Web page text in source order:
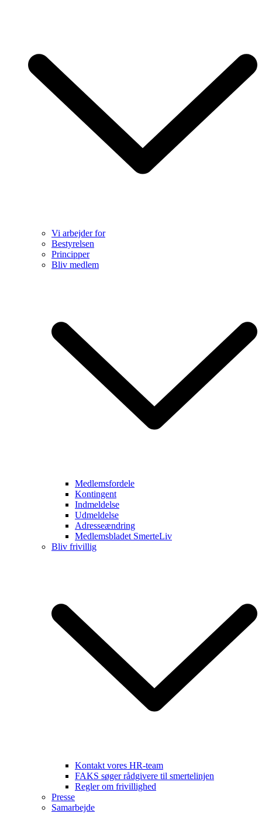
Vi arbejder for
Bestyrelsen
Principper
Bliv medlem
Medlemsfordele
Kontingent
Indmeldelse
Udmeldelse
Adresseændring
Medlemsbladet SmerteLiv
Bliv frivillig
Kontakt vores HR-team
FAKS søger rådgivere til smertelinjen
Regler om frivillighed
Presse
Samarbejde